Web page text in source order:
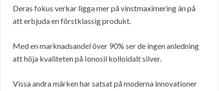
Deras fokus verkar ligga mer på vinstmaximering än på
att erbjuda en förstklassig produkt.
Med en marknadsandel över 90% ser de ingen anledning
att höja kvaliteten på Ionosil kolloidalt silver.
Vissa andra märken har satsat på moderna innovationer